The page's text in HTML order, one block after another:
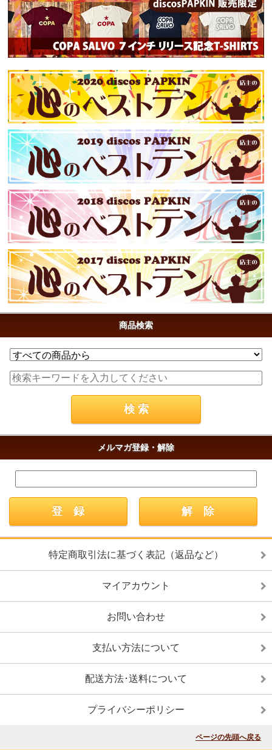
商品検索
メルマガ登録・解除
特定商取引法に基づく表記（返品など）
マイアカウント
お問い合わせ
支払い方法について
配送方法･送料について
プライバシーポリシー
ページの先頭へ戻る